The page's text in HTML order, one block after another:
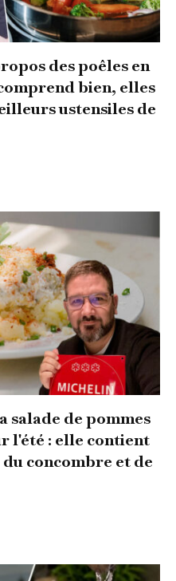
des poêles en
bien, elles
ustensiles de
salade de pommes
l'été : elle contient
concombre et de